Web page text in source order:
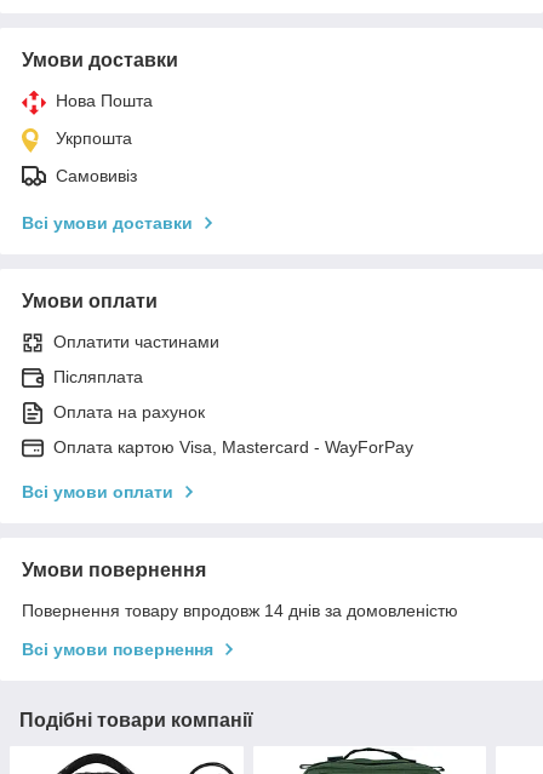
Умови доставки
Нова Пошта
Укрпошта
Самовивіз
Всі умови доставки
Умови оплати
Оплатити частинами
Післяплата
Оплата на рахунок
Оплата картою Visa, Mastercard - WayForPay
Всі умови оплати
Умови повернення
Повернення товару впродовж 14 днів за домовленістю
Всі умови повернення
Подібні товари компанії